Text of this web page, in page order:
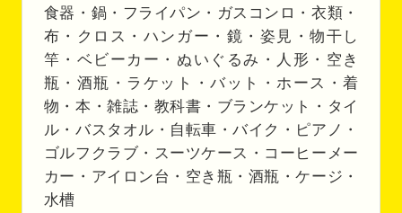
食器・鍋・フライパン・ガスコンロ・衣類・
布・クロス・ハンガー・鏡・姿見・物干し
竿・ベビーカー・ぬいぐるみ・人形・空き
瓶・酒瓶・ラケット・バット・ホース・着
物・本・雑誌・教科書・ブランケット・タイ
ル・バスタオル・自転車・バイク・ピアノ・
ゴルフクラブ・スーツケース・コーヒーメー
カー・アイロン台・空き瓶・酒瓶・ケージ・
水槽